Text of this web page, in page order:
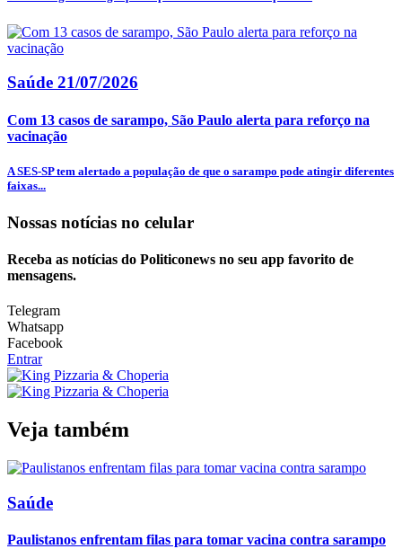
Saúde 21/07/2026
Com 13 casos de sarampo, São Paulo alerta para reforço na
vacinação
A SES-SP tem alertado a população de que o sarampo pode atingir diferentes
faixas...
Nossas notícias no celular
Receba as notícias do Politiconews no seu app favorito de
mensagens.
Telegram
Whatsapp
Facebook
Entrar
Veja também
Saúde
Paulistanos enfrentam filas para tomar vacina contra sarampo